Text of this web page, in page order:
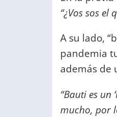
“¿Vos sos el
A su lado,
pandemia
además de
“Bauti es un
mucho, por